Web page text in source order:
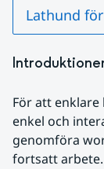
Lathund
För att
enkel och
genomföra
fortsatt arbete.